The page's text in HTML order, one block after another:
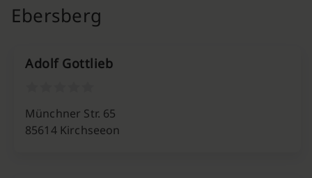
Ebersberg
Adolf Gottlieb
Münchner Str. 65
85614 Kirchseeon